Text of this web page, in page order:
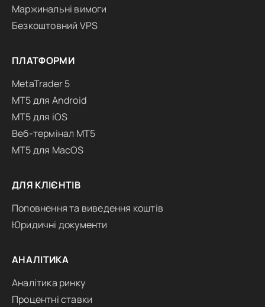
Маржинальні вимоги
Безкоштовний VPS
ПЛАТФОРМИ
MetaTrader 5
MT5 для Android
MT5 для iOS
Веб-термінал MT5
MT5 для MacOS
ДЛЯ КЛІЄНТІВ
Поповнення та виведення коштів
Юридичні документи
АНАЛІТИКА
Аналітика ринку
Процентні ставки